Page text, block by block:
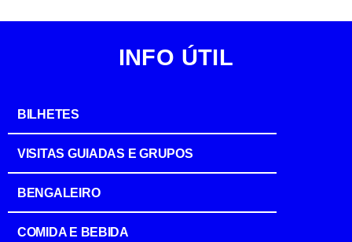
INFO ÚTIL
BILHETES
VISITAS GUIADAS E GRUPOS
BENGALEIRO
COMIDA E BEBIDA